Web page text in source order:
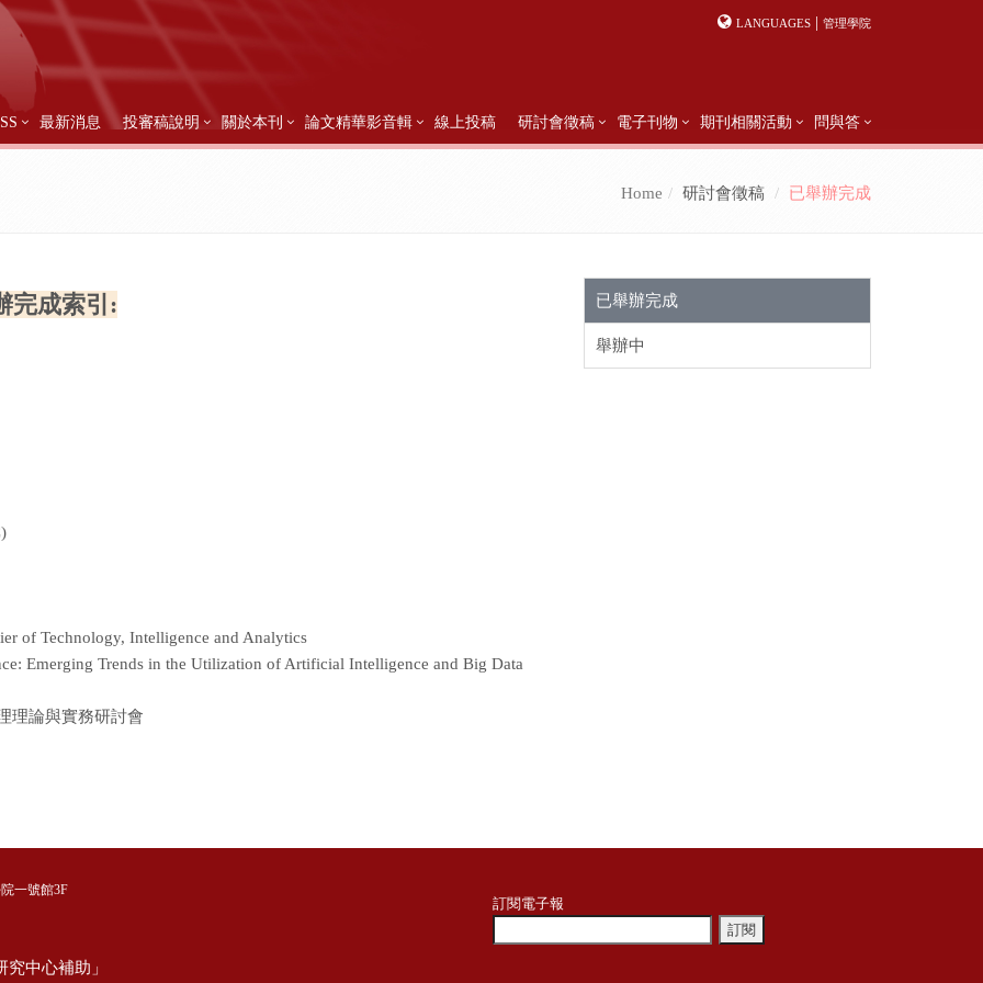
LANGUAGES | 管理學院
最新消息 投審稿說明 關於本刊 論文精華影音輯 線上投稿 研討會徵稿 電子刊物 期刊相關活動 問與答
Home 研討會徵稿 已舉辦完成
完成索引:
of Technology, Intelligence and Analytics
Emerging Trends in the Utilization of Artificial Intelligence and Big Data
理論與實務研討會
已舉辦完成
舉辦中
一號館3F
中心補助」
訂閱電子報